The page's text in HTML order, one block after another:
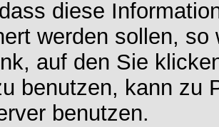
diese
werden sollen,
auf den Sie
benutzen, kann zu
benutzen.